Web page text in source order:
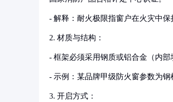
- 解释：耐火极限指窗户在火灾中
2. 材质与结构：
- 框架必须采用钢质或铝合金（内
- 示例：某品牌甲级防火窗参数为钢
3. 开启方式：